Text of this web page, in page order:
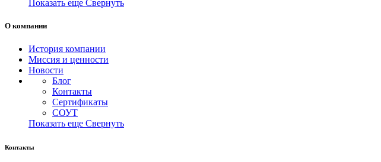
Показать еще Свернуть
О компании
История компании
Миссия и ценности
Новости
Блог
Контакты
Сертификаты
СОУТ
Показать еще Свернуть
Контакты